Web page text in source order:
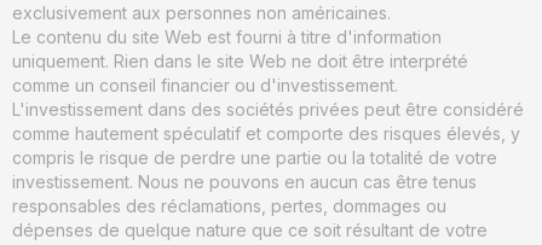
exclusivement aux personnes non américaines.
Le contenu du site Web est fourni à titre d'information
uniquement. Rien dans le site Web ne doit être interprété
comme un conseil financier ou d'investissement.
L'investissement dans des sociétés privées peut être considéré
comme hautement spéculatif et comporte des risques élevés, y
compris le risque de perdre une partie ou la totalité de votre
investissement. Nous ne pouvons en aucun cas être tenus
responsables des réclamations, pertes, dommages ou
dépenses de quelque nature que ce soit résultant de votre